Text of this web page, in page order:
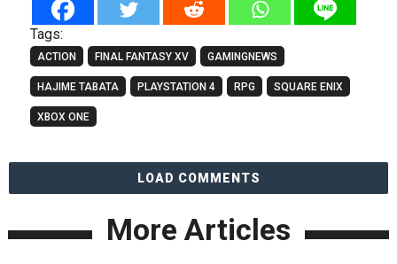
Tags:
ACTION FINAL FANTASY XV GAMINGNEWS
HAJIME TABATA PLAYSTATION 4 RPG SQUARE ENIX
XBOX ONE
LOAD COMMENTS
More Articles